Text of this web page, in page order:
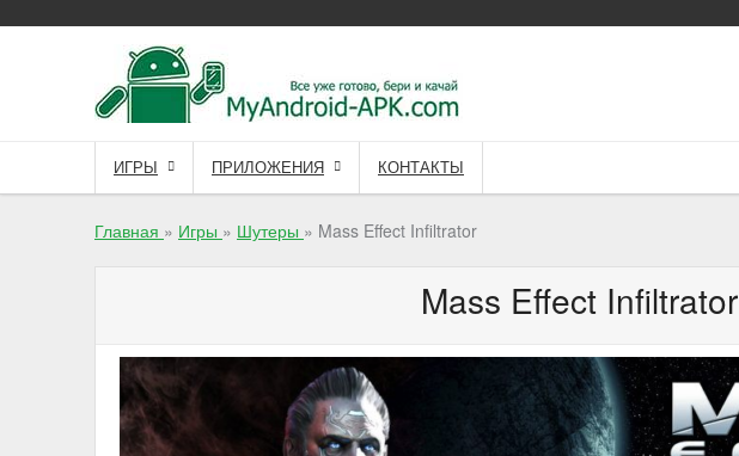
to
ИГРЫ ПРИЛОЖЕНИЯ КОНТАКТЫ
Главная » Игры » Шутеры » Mass Effect Infiltrator
Mass Effect Infiltrator